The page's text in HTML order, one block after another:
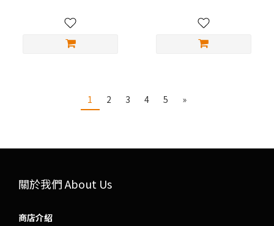
1 2 3 4 5 »
關於我們 About Us
商店介紹